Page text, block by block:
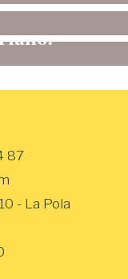
la
87
- La Pola